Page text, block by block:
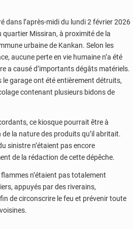
dans l’après-midi du lundi 2 février 2026
Missiran, à proximité de la
urbaine de Kankan. Selon les
aucune perte en vie humaine n’a été
a causé d’importants dégâts matériels.
garage ont été entièrement détruits,
contenant plusieurs bidons de
ce kiosque pourrait être à
de la nature des produits qu’il abritait.
sinistre n’étaient pas encore
de la rédaction de cette dépêche.
n’étaient pas totalement
appuyés par des riverains,
de circonscrire le feu et prévenir toute